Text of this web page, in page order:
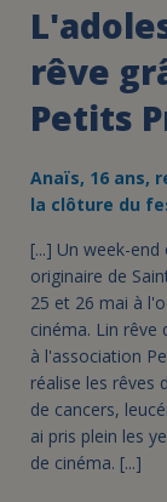
rêve
Petits
Anaïs, 16 ans,
la clôture du
[...] Un week-
originaire de
25 et 26 mai à
cinéma. Lin rêve
à l'association
réalise les rêves
de cancers,
ai pris plein les
de cinéma. [...]